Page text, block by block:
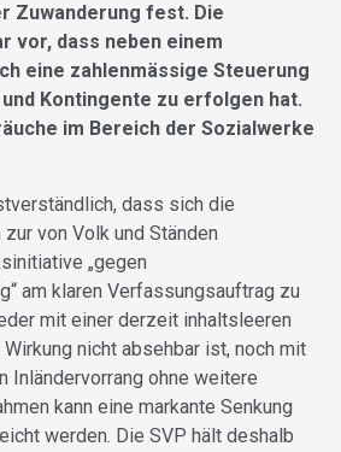
Zuwanderung fest. Die
vor, dass neben einem
eine zahlenmässige Steuerung
Kontingente zu erfolgen hat.
im Bereich der Sozialwerke
dass sich die
von Volk und Ständen
„gegen
am klaren Verfassungsauftrag zu
mit einer derzeit inhaltsleeren
nicht absehbar ist, noch mit
Inländervorrang ohne weitere
kann eine markante Senkung
werden. Die SVP hält deshalb